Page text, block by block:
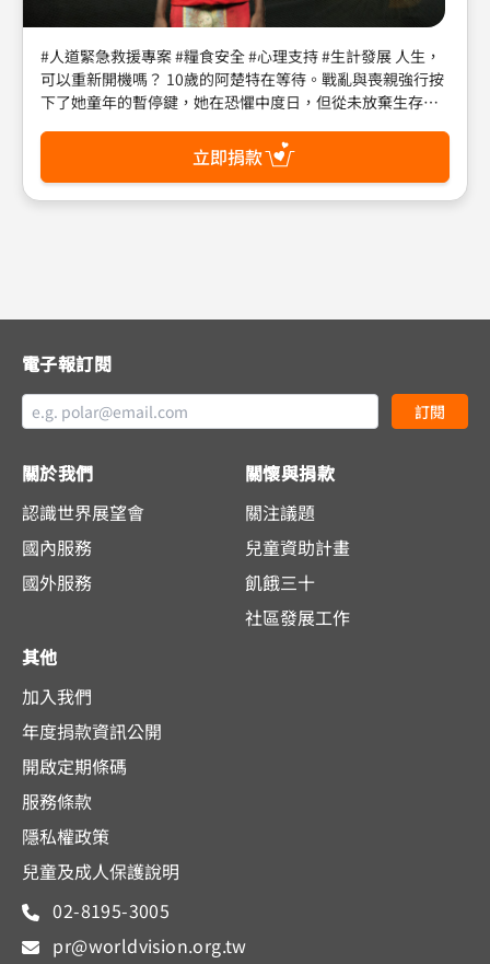
#人道緊急救援專案 #糧食安全 #心理支持 #生計發展 人生，
可以重新開機嗎？ 10歲的阿楚特在等待。戰亂與喪親強行按
下了她童年的暫停鍵，她在恐懼中度日，但從未放棄生存，
時的渴望一樣：一份陪伴她走過這段艱難的支持。 改變不會
憑空發生，當有人伸出手，重啟就開始。世界展望會持續在
在找回生活節奏的路上，不再是一個人。 劃撥、匯款請註
明：重啟
立即捐款
電子報訂閱
訂閱
關於我們
認識世界展望會
國內服務
國外服務
關懷與捐款
關注議題
兒童資助計畫
飢餓三十
社區發展工作
其他
加入我們
年度捐款資訊公開
開啟定期條碼
服務條款
隱私權政策
兒童及成人保護說明
02-8195-3005
pr@worldvision.org.tw